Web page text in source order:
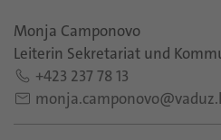
Monja Camponovo
Leiterin Sekretariat und
+423 237 78 13